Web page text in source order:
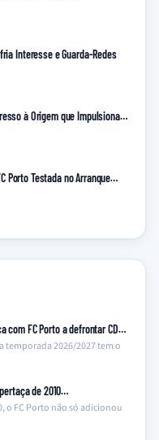
Interesse e Guarda-Redes
à Origem que Impulsiona…
Porto Testada no Arranque…
com FC Porto a defrontar CD…
temporada 2026/2027 tem o
de 2010…
o FC Porto não só adicionou